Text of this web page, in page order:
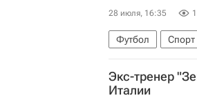
28 июля, 16:35
Футбол Спорт
Экс-тренер
Италии